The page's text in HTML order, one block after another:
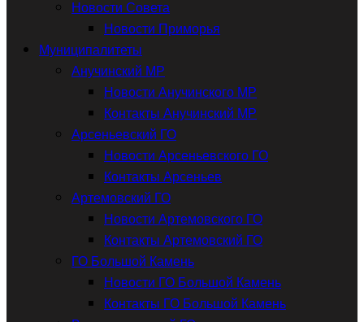
Новости Совета
Новости Приморья
Муниципалитеты
Анучинский МР
Новости Анучинского МР
Контакты Анучинский МР
Арсеньевский ГО
Новости Арсеньевского ГО
Контакты Арсеньев
Артемовский ГО
Новости Артемовского ГО
Контакты Артемовский ГО
ГО Большой Камень
Новости ГО Большой Камень
Контакты ГО Большой Камень